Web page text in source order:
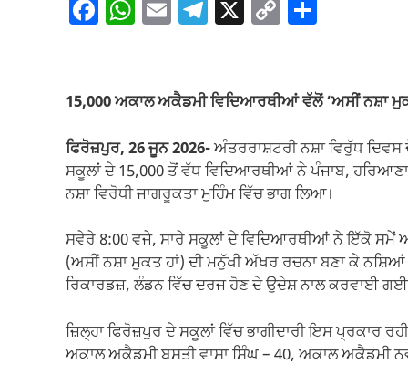
F
e
o
o
W
s
p
p
E T
gr
m
X C
y
n
k
e
15,000 ਅਕਾਲ ਅਕੈਡਮੀ ਵਿਦਿਆਰਥੀਆਂ ਵੱਲੋਂ ‘ਅਸੀਂ ਨਸ਼ਾ
ਫਿਰੋਜ਼ਪੁਰ, 26 ਜੂਨ 2026-ਅੰਤਰਰਾਸ਼ਟਰੀ ਨਸ਼ਾ ਵਿਰੁੱਧ
ਸਕੂਲਾਂ ਦੇ 15,000 ਤੋਂ ਵੱਧ ਵਿਦਿਆਰਥੀਆਂ ਨੇ ਪੰਜਾਬ,
ਨਸ਼ਾ ਵਿਰੋਧੀ ਜਾਗਰੂਕਤਾ ਮੁਹਿੰਮ ਵਿੱਚ ਭਾਗ ਲਿਆ।
ਸਵੇਰੇ 8:00 ਵਜੇ, ਸਾਰੇ ਸਕੂਲਾਂ ਦੇ ਵਿਦਿਆਰਥੀਆਂ ਨੇ ਇੱਕੋ ਸਮੇਂ
(ਅਸੀਂ ਨਸ਼ਾ ਮੁਕਤ ਹਾਂ) ਦੀ ਮਨੁੱਖੀ ਅੱਖਰ ਰਚਨਾ ਬਣਾ ਕੇ
ਰਿਕਾਰਡਜ਼, ਲੰਡਨ ਵਿੱਚ ਦਰਜ ਹੋਣ ਦੇ ਉਦੇਸ਼ ਨਾਲ ਕਰਵਾਈ
ਜ਼ਿਲ੍ਹਾ ਫਿਰੋਜ਼ਪੁਰ ਦੇ ਸਕੂਲਾਂ ਵਿੱਚ ਭਾਗੀਦਾਰੀ ਇਸ ਪ੍ਰਕਾਰ
ਅਕਾਲ ਅਕੈਡਮੀ ਬਸਤੀ ਵਾਸਾ ਸਿੰਘ – 40, ਅਕਾਲ ਅਕੈਡਮੀ